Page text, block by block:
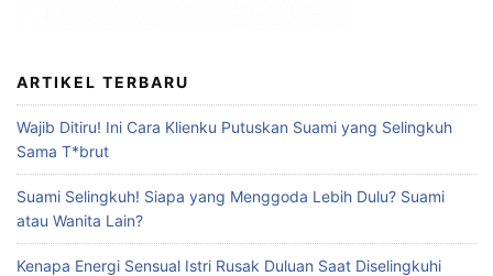
ARTIKEL TERBARU
Wajib Ditiru! Ini Cara Klienku Putuskan Suami yang Selingkuh
Sama T*brut
Suami Selingkuh! Siapa yang Menggoda Lebih Dulu? Suami
atau Wanita Lain?
Kenapa Energi Sensual Istri Rusak Duluan Saat Diselingkuhi